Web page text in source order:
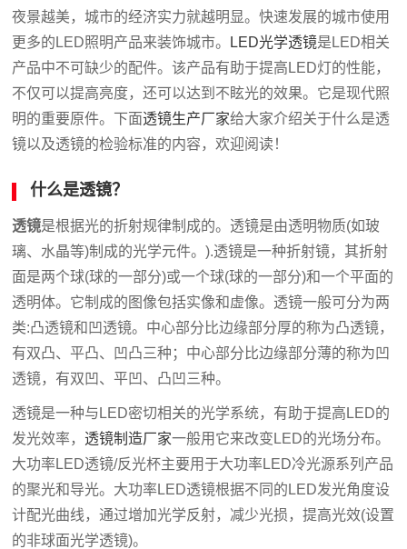
夜景越美，城市的经济实力就越明显。快速发展的城市使用
更多的LED照明产品来装饰城市。
LED光学透镜是LED相关
产品中不可缺少的配件。该产品有助于提高LED灯的性能，
不仅可以提高亮度，还可以达到不眩光的效果。它是现代照
明的重要原件。下面透镜生产厂家给大家介绍关于什么是透
镜以及透镜的检验标准的内容，欢迎阅读！
什么是透镜？
透镜是根据光的折射规律制成的。透镜是由透明物质(如玻
璃、水晶等)制成的光学元件。).透镜是一种折射镜，其折射
面是两个球(球的一部分)或一个球(球的一部分)和一个平面的
透明体。它制成的图像包括实像和虚像。透镜一般可分为两
类:凸透镜和凹透镜。中心部分比边缘部分厚的称为凸透镜，
有双凸、平凸、凹凸三种；中心部分比边缘部分薄的称为凹
透镜，有双凹、平凹、凸凹三种。
透镜是一种与LED密切相关的光学系统，有助于提高LED的
发光效率， 透镜制造厂家一般用它来改变LED的光场分布。
大功率LED透镜/反光杯主要用于大功率LED冷光源系列产品
的聚光和导光。大功率LED透镜根据不同的LED发光角度设
计配光曲线，通过增加光学反射，减少光损，提高光效(设置
的非球面光学透镜)。